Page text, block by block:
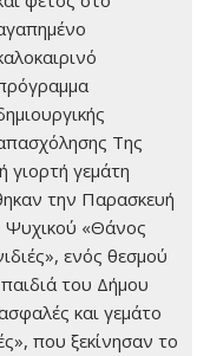
Της
γιορτή γεμάτη
την Παρασκευή
Ψυχικού «Θάνος
ενός θεσμού
του Δήμου
και γεμάτο
που ξεκίνησαν το